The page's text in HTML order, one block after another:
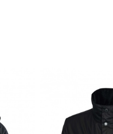
de nuestro sitio y
navegan por el sitio. Toda la
se comporta o el aspecto